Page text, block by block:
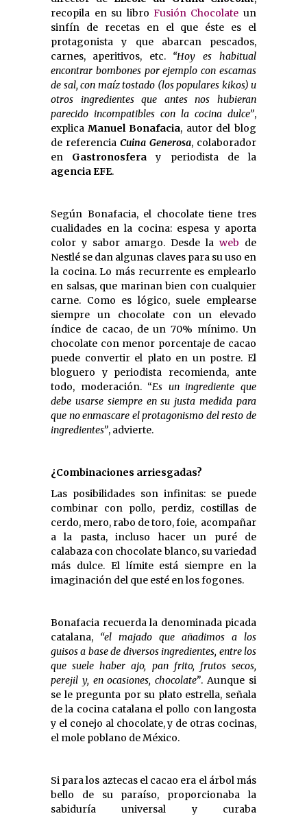
recopila en su libro Fusión Chocolate un
sinfín de recetas en el que éste es el
protagonista y que abarcan pescados,
carnes, aperitivos, etc. “Hoy es habitual
encontrar bombones por ejemplo con escamas
de sal, con maíz tostado (los populares kikos) u
otros ingredientes que antes nos hubieran
parecido incompatibles con la cocina dulce”,
explica Manuel Bonafacia, autor del blog
de referencia Cuina Generosa, colaborador
en Gastronosfera y periodista de la
agencia EFE.
Según Bonafacia, el chocolate tiene tres
cualidades en la cocina: espesa y aporta
color y sabor amargo. Desde la web de
Nestlé se dan algunas claves para su uso en
la cocina. Lo más recurrente es emplearlo
en salsas, que marinan bien con cualquier
carne. Como es lógico, suele emplearse
siempre un chocolate con un elevado
índice de cacao, de un 70% mínimo. Un
chocolate con menor porcentaje de cacao
puede convertir el plato en un postre. El
bloguero y periodista recomienda, ante
todo, moderación. “Es un ingrediente que
debe usarse siempre en su justa medida para
que no enmascare el protagonismo del resto de
ingredientes”, advierte.
¿Combinaciones arriesgadas?
Las posibilidades son infinitas: se puede
combinar con pollo, perdiz, costillas de
cerdo, mero, rabo de toro, foie, acompañar
a la pasta, incluso hacer un puré de
calabaza con chocolate blanco, su variedad
más dulce. El límite está siempre en la
imaginación del que esté en los fogones.
Bonafacia recuerda la denominada picada
catalana, “el majado que añadimos a los
guisos a base de diversos ingredientes, entre los
que suele haber ajo, pan frito, frutos secos,
perejil y, en ocasiones, chocolate”. Aunque si
se le pregunta por su plato estrella, señala
de la cocina catalana el pollo con langosta
y el conejo al chocolate, y de otras cocinas,
el mole poblano de México.
Si para los aztecas el cacao era el árbol más
bello de su paraíso, proporcionaba la
sabiduría universal y curaba